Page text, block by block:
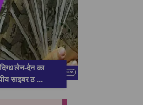
लेन-देन का
साइबर ठ...